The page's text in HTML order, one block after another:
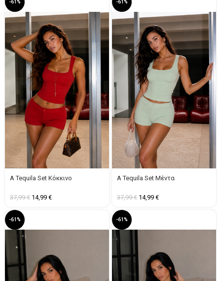
-61%
A Tequila Set Κόκκινο
37,99€ 14,99 €
-61%
A Tequila Set Μέντα
37,99€ 14,99 €
-61% -61%